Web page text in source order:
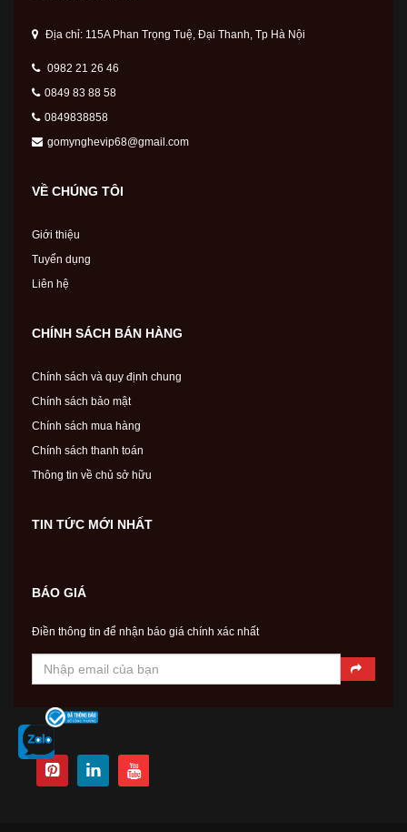
Địa chỉ: 115A Phan Trọng Tuệ, Đại Thanh, Tp Hà Nội
0982 21 26 46
0849 83 88 58
0849838858
gomynghevip68@gmail.com
VỀ CHÚNG TÔI
Giới thiệu
Tuyển dụng
Liên hệ
CHÍNH SÁCH BÁN HÀNG
Chính sách và quy định chung
Chính sách bảo mật
Chính sách mua hàng
Chính sách thanh toán
Thông tin về chủ sở hữu
TIN TỨC MỚI NHẤT
BÁO GIÁ
Điền thông tin để nhận báo giá chính xác nhất